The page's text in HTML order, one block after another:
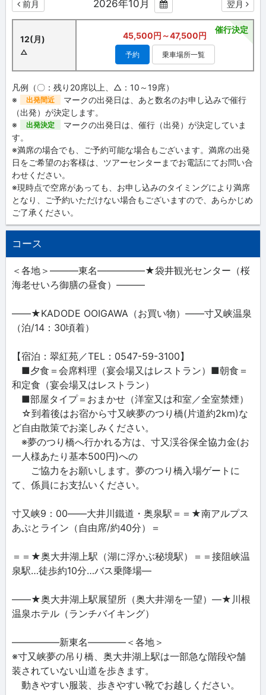
前月 2026年10月 翌月
12(月)
△
催行決定
45,500円～47,500円
予約 乗車場所一覧
凡例（〇：残り20席以上、△：10～19席）
※
出発間近
マークの出発日は、あと数名のお申し込みで催行
（出発）が決定します。
※
出発決定
マークの出発日は、催行（出発）が決定していま
す。
※満席の場合でも、ご予約可能な場合もございます。満席の出発
日をご希望のお客様は、ツアーセンターまでお電話にてお問い合
わせください。
※現時点で空席があっても、お申し込みのタイミングにより満席
となり、ご予約いただけない場合もございますので、あらかじめ
ご了承ください。
コース
＜各地＞―――東名―――――★袋井観光センター（桜
海老せいろ御膳の昼食）―――
――★KADODE OOIGAWA（お買い物）――寸又峡温泉
（泊/14：30頃着）
【宿泊：翠紅苑／TEL：0547-59-3100】
■夕食＝会席料理（宴会場又はレストラン）■朝食＝
和定食（宴会場又はレストラン）
■部屋タイプ＝おまかせ（洋室又は和室／全室禁煙）
☆到着後はお宿から寸又峡夢のつり橋(片道約2km)な
ど自由散策でお楽しみください。
※夢のつり橋へ行かれる方は、寸又渓谷保全協力金(お
一人様あたり基本500円)への
ご協力をお願いします。夢のつり橋入場ゲートに
て、係員にお支払いください。
寸又峡9：00――大井川鐵道・奥泉駅＝＝★南アルプス
あぷとライン（自由席/約40分）＝
＝＝★奥大井湖上駅（湖に浮かぶ秘境駅）＝＝接阻峡温
泉駅…徒歩約10分…バス乗降場―
――★奥大井湖上駅展望所（奥大井湖を一望）―★川根
温泉ホテル（ランチバイキング）
―――――新東名――――＜各地＞
※寸又峡夢の吊り橋、奥大井湖上駅は一部急な階段や舗
装されていない山道を歩きます。
動きやすい服装、歩きやすい靴でお越しください。